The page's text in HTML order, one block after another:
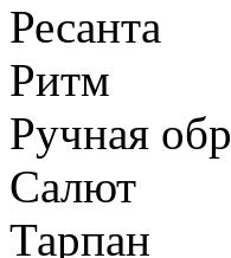
Ресанта
Ритм
Ручная
Салют
Тарпан